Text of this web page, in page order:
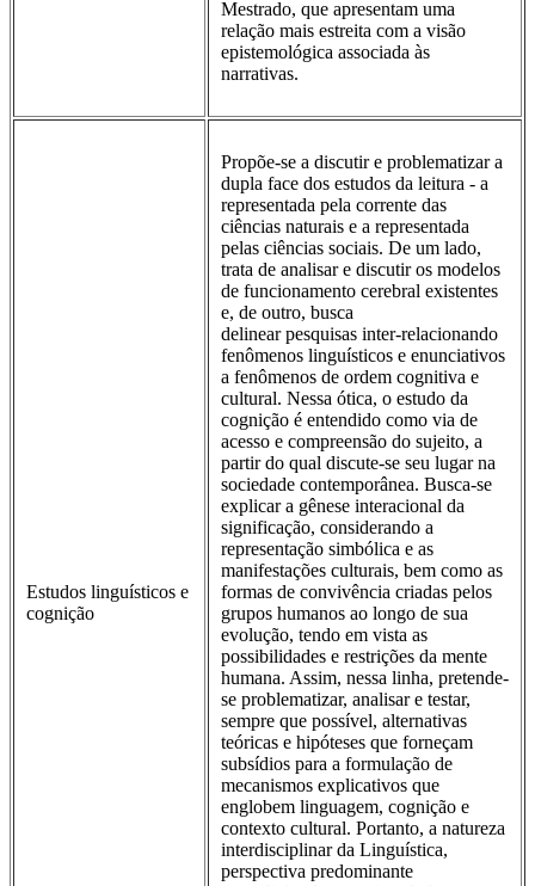
Mestrado, que apresentam uma
relação mais estreita com a visão
epistemológica associada às
narrativas.
Estudos linguísticos e
cognição
Propõe-se a discutir e problematizar a
dupla face dos estudos da leitura - a
representada pela corrente das
ciências naturais e a representada
pelas ciências sociais. De um lado,
trata de analisar e discutir os modelos
de funcionamento cerebral existentes
e, de outro, busca
delinear pesquisas inter-relacionando
fenômenos linguísticos e enunciativos
a fenômenos de ordem cognitiva e
cultural. Nessa ótica, o estudo da
cognição é entendido como via de
acesso e compreensão do sujeito, a
partir do qual discute-se seu lugar na
sociedade contemporânea. Busca-se
explicar a gênese interacional da
significação, considerando a
representação simbólica e as
manifestações culturais, bem como as
formas de convivência criadas pelos
grupos humanos ao longo de sua
evolução, tendo em vista as
possibilidades e restrições da mente
humana. Assim, nessa linha, pretende-
se problematizar, analisar e testar,
sempre que possível, alternativas
teóricas e hipóteses que forneçam
subsídios para a formulação de
mecanismos explicativos que
englobem linguagem, cognição e
contexto cultural. Portanto, a natureza
interdisciplinar da Linguística,
perspectiva predominante